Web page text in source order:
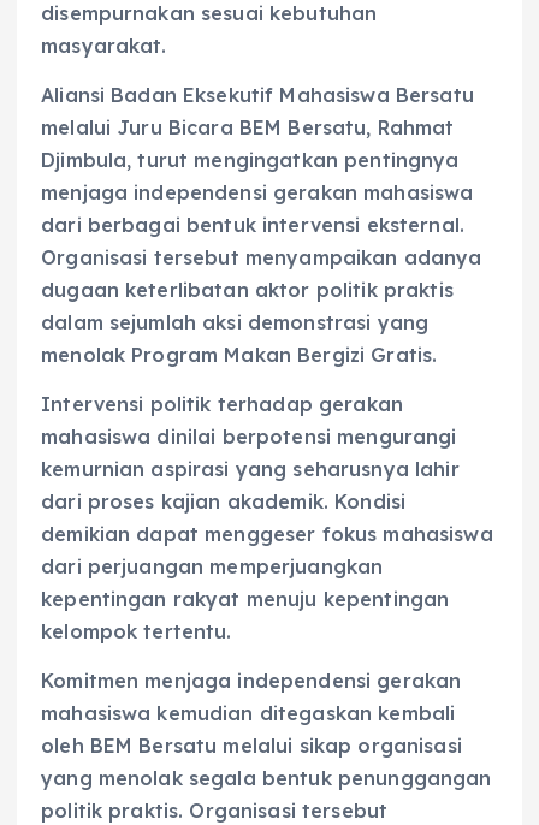
disempurnakan sesuai kebutuhan
masyarakat.
Aliansi Badan Eksekutif Mahasiswa Bersatu
melalui Juru Bicara BEM Bersatu, Rahmat
Djimbula, turut mengingatkan pentingnya
menjaga independensi gerakan mahasiswa
dari berbagai bentuk intervensi eksternal.
Organisasi tersebut menyampaikan adanya
dugaan keterlibatan aktor politik praktis
dalam sejumlah aksi demonstrasi yang
menolak Program Makan Bergizi Gratis.
Intervensi politik terhadap gerakan
mahasiswa dinilai berpotensi mengurangi
kemurnian aspirasi yang seharusnya lahir
dari proses kajian akademik. Kondisi
demikian dapat menggeser fokus mahasiswa
dari perjuangan memperjuangkan
kepentingan rakyat menuju kepentingan
kelompok tertentu.
Komitmen menjaga independensi gerakan
mahasiswa kemudian ditegaskan kembali
oleh BEM Bersatu melalui sikap organisasi
yang menolak segala bentuk penunggangan
politik praktis. Organisasi tersebut